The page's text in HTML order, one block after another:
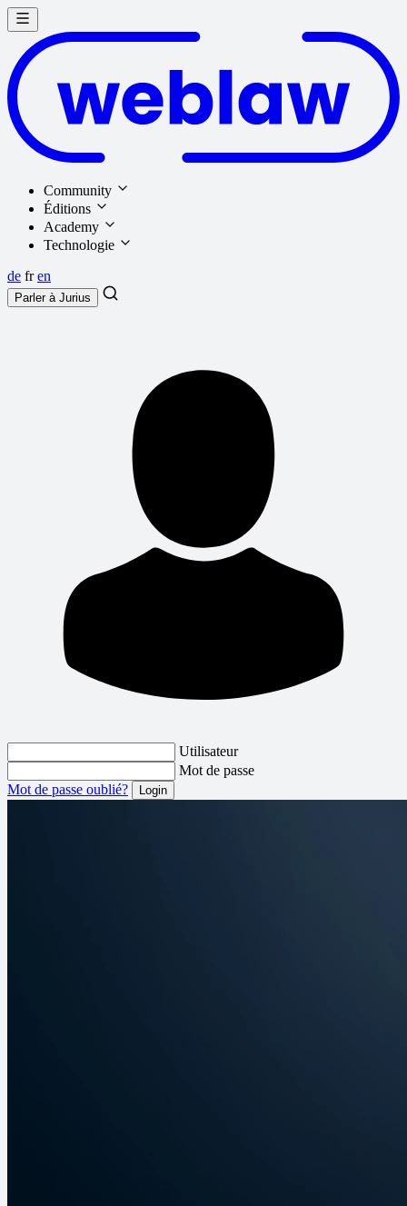
Community
Éditions
Academy
Technologie
de fr en
Parler à Jurius
Utilisateur
Mot de passe
Mot de passe oublié?